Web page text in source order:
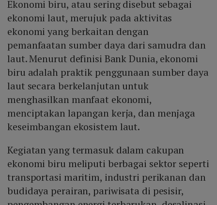
Ekonomi biru, atau sering disebut sebagai
ekonomi laut, merujuk pada aktivitas
ekonomi yang berkaitan dengan
pemanfaatan sumber daya dari samudra dan
laut. Menurut definisi Bank Dunia, ekonomi
biru adalah praktik penggunaan sumber daya
laut secara berkelanjutan untuk
menghasilkan manfaat ekonomi,
menciptakan lapangan kerja, dan menjaga
keseimbangan ekosistem laut.
Kegiatan yang termasuk dalam cakupan
ekonomi biru meliputi berbagai sektor seperti
transportasi maritim, industri perikanan dan
budidaya perairan, pariwisata di pesisir,